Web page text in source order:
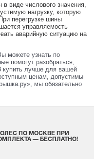
виде числового значения,
нагрузку, которую
перегрузке шины
управляемость
аварийную ситуацию на
можете узнать по
помогут разобраться,
купить лучше для вашей
ценам, допустимы
мы обязательно
ПО МОСКВЕ ПРИ
— БЕСПЛАТНО!